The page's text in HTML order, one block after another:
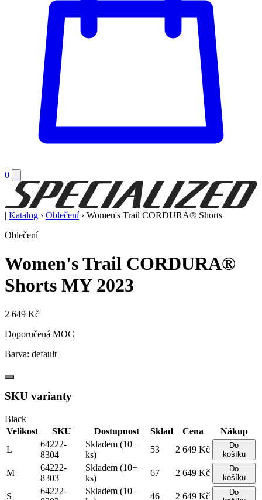
0
| Katalog › Oblečení › Women's Trail CORDURA® Shorts
Oblečení
Women's Trail CORDURA®
Shorts MY 2023
2 649 Kč
Doporučená MOC
Barva: default
SKU varianty
Black
Velikost
SKU Dostupnost Sklad Cena
Nákup
L
64222-
8304
Skladem (10+
ks)
53 2 649 Kč
Do
košíku
M
64222-
8303
Skladem (10+
ks)
67 2 649 Kč
Do
košíku
S
64222-
Skladem (10+
46 2 649 Kč
Do